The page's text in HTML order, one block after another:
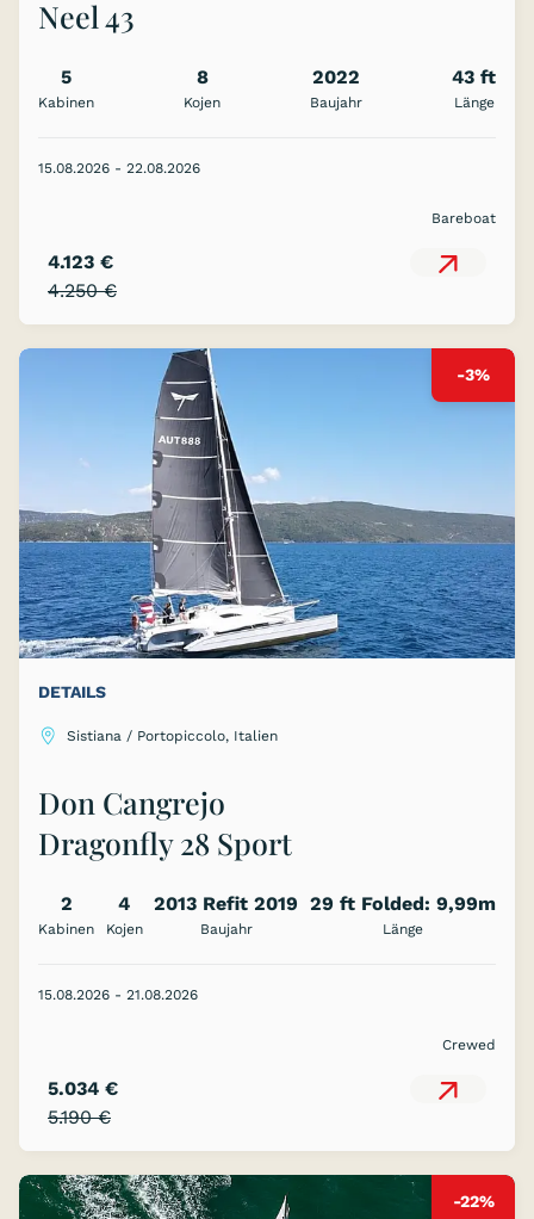
Neel 43
5
Kabinen
8
Kojen
2022
Baujahr
43 ft
Länge
15.08.2026 - 22.08.2026
Bareboat
4.250 €
4.123 €
-3%
DETAILS
Sistiana / Portopiccolo, Italien
Don Cangrejo
Dragonfly 28 Sport
2
Kabinen
4
Kojen
2013 Refit 2019
Baujahr
29 ft Folded: 9,99m
Länge
15.08.2026 - 21.08.2026
Crewed
5.190 €
5.034 €
-22%